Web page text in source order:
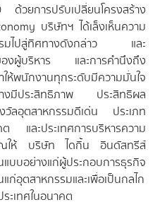
ด้วยการปรับเปลี่ยนโครงสร้าง
บริษัทฯ ได้เล็งเห็นความ
รมไปสู่ทิศทางดังกล่าว และ
ของผู้บริหาร และการคำนึงถึง
พนักงานทุกระดับมีความมั่นใจ
ย่างมีประสิทธิภาพ ประสิทธิผล
วัลอุตสาหกรรมดีเด่น ประเภท
ต และประเทศการบริหารความ
ณให้ บริษัท ไดกิ้น อินดัสทรีส์
บอย่างแก่ผู้ประกอบการธุรกิจ
ก่อุตสาหกรรมและเพื่อเป็นกลไก
ะเทศในอนาคต